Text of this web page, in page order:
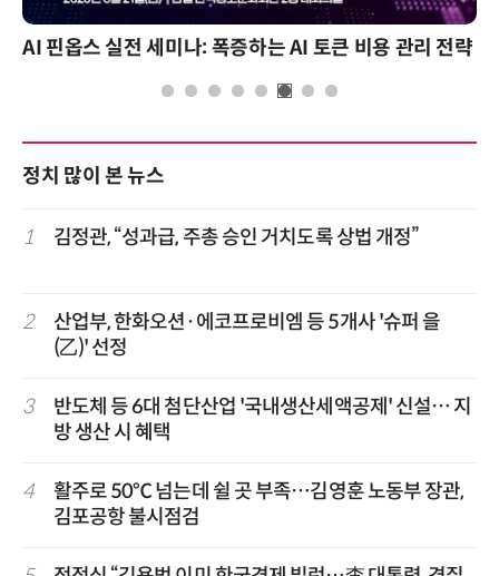
AI 핀옵스 실전 세미나: 폭증하는 AI 토큰 비용 관리 전략
정치 많이 본 뉴스
1 김정관, “성과급, 주총 승인 거치도록 상법 개정”
2
산업부, 한화오션·에코프로비엠 등 5개사 '슈퍼 을
(乙)' 선정
3
반도체 등 6대 첨단산업 '국내생산세액공제' 신설… 지
방 생산 시 혜택
4
활주로 50℃ 넘는데 쉴 곳 부족…김영훈 노동부 장관,
김포공항 불시점검